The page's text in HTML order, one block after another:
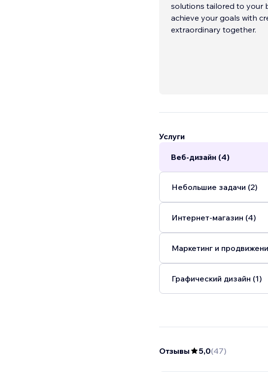
solutions tailored to your
achieve your goals with
extraordinary together.
Услуги
Веб-дизайн (4)
Небольшие задачи (2)
Интернет-магазин (4)
Маркетинг и
Графический дизайн (1)
Отзывы 5,0(47)